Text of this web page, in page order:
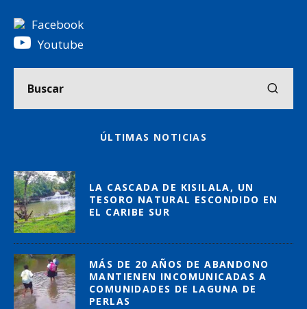
Facebook
Youtube
ÚLTIMAS NOTICIAS
LA CASCADA DE KISILALA, UN
TESORO NATURAL ESCONDIDO EN
EL CARIBE SUR
MÁS DE 20 AÑOS DE ABANDONO
MANTIENEN INCOMUNICADAS A
COMUNIDADES DE LAGUNA DE
PERLAS